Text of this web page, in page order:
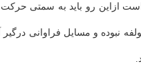
ازاین رو باید به سمتی
و مسایل فراوانی